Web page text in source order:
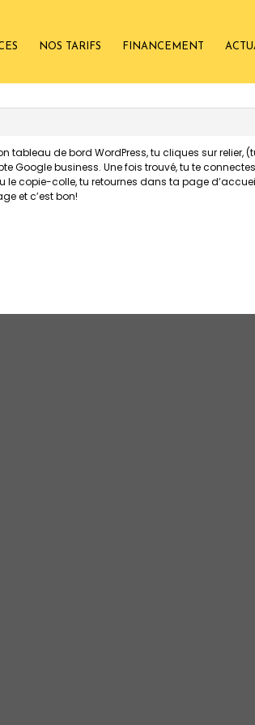
NOS TARIFS FINANCEMENT
ton tableau de bord WordPress, tu cliques sur
Google business. Une fois trouvé, tu te
copie-colle, tu retournes dans ta page
et c’est bon!